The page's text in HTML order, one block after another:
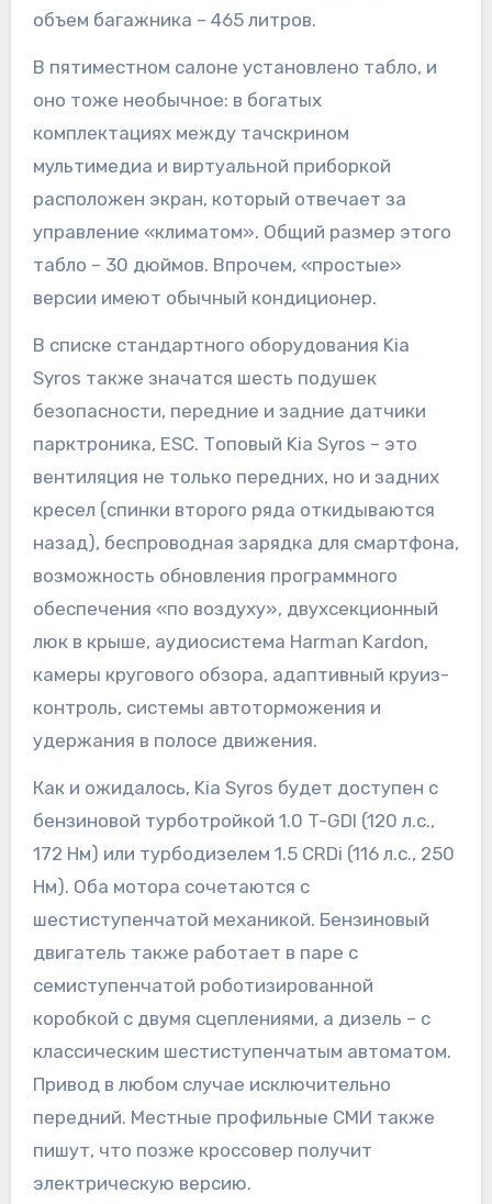
объем багажника – 465 литров.
В пятиместном салоне установлено табло, и
оно тоже необычное: в богатых
комплектациях между тачскрином
мультимедиа и виртуальной приборкой
расположен экран, который отвечает за
управление «климатом». Общий размер этого
табло – 30 дюймов. Впрочем, «простые»
версии имеют обычный кондиционер.
В списке стандартного оборудования Kia
Syros также значатся шесть подушек
безопасности, передние и задние датчики
парктроника, ESC. Топовый Kia Syros – это
вентиляция не только передних, но и задних
кресел (спинки второго ряда откидываются
назад), беспроводная зарядка для смартфона,
возможность обновления программного
обеспечения «по воздуху», двухсекционный
люк в крыше, аудиосистема Harman Kardon,
камеры кругового обзора, адаптивный круиз-
контроль, системы автоторможения и
удержания в полосе движения.
Как и ожидалось, Kia Syros будет доступен с
бензиновой турботройкой 1.0 T-GDI (120 л.с.,
172 Нм) или турбодизелем 1.5 CRDi (116 л.с., 250
Нм). Оба мотора сочетаются с
шестиступенчатой механикой. Бензиновый
двигатель также работает в паре с
семиступенчатой роботизированной
коробкой с двумя сцеплениями, а дизель – с
классическим шестиступенчатым автоматом.
Привод в любом случае исключительно
передний. Местные профильные СМИ также
пишут, что позже кроссовер получит
электрическую версию.